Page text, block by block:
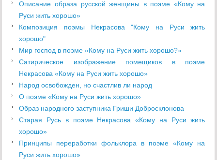
Описание образа русской женщины в поэме «Кому на
Руси жить хорошо»
Композиция поэмы Некрасова "Кому на Руси жить
хорошо"
Мир господ в поэме «Кому на Руси жить хорошо?»
Сатирическое изображение помещиков в поэме
Некрасова «Кому на Руси жить хорошо»
Народ освобожден, но счастлив ли народ
О поэме «Кому на Руси жить хорошо»
Образ народного заступника Гриши Добросклонова
Старая Русь в поэме Некрасова «Кому на Руси жить
хорошо»
Принципы переработки фольклора в поэме «Кому на
Руси жить хорошо»